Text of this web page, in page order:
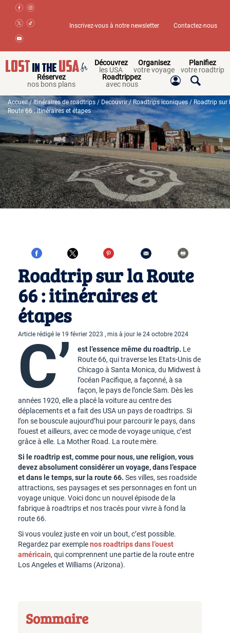
Inscrivez-vous à notre newsletter Contactez-nous
Découvrez
les USA
Organisez
votre voyage
Planifiez
votre roadtrip
Réservez
nos bons plans
Roadtrippez
avec nous
Accueil/Itinéraires de roadtrips / Decouvrir/Roadtrips iconiques/ Roadtrip sur
Route 66 : itinéraires et étapes
Roadtrip sur la Route
66 : itinéraires et
étapes
Article rédigé le 19 février 2023 , mis à jour le 24 octobre 2024
C’ est l’essence même du roadtrip. Le
Route 66, qui traverse les Etats-Unis de
Chicago à Santa Monica, du Midwest à
l’océan Pacifique, a façonné, à sa
façon, le pays de l’oncle Sam. Dès les
années 1920, elle a placé la voiture au centre des
déplacements et a fait des USA un pays de roadtrips. Si
l’on se bouscule aujourd’hui pour parcourir le pays, dans
l’ouest et ailleurs, avec ce mode de voyage unique, c’est
grâce à elle. La Mother Road. La route mère.
Si le roadtrip est, comme pour nous, une religion, vous
devez absolument considérer un voyage, dans l’espace
et dans le temps, sur la route 66. Ses villes, ses roadside
attractions, ses paysages et ses personnages en font un
voyage unique. Voici donc un nouvel épisode de la
fabrique à roadtrips et nos tracés pour vivre à fond la
route 66.
Si vous voulez juste en voir un bout, c’est possible.
Regardez par exemplenos roadtrips dans l’ouest
américain, qui comprennent une partie de la route entre
Los Angeles et Williams (Arizona).
Sommaire